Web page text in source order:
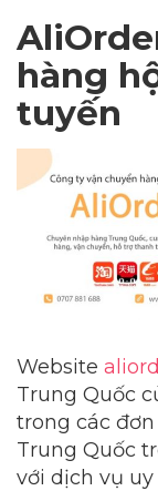
hàng
tuyến
Website
Trung Quốc
trong các
Trung Quốc
với dịch vụ